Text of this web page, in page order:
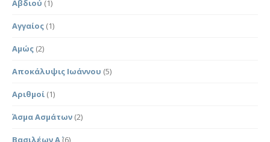
Αβδιού (1)
Αγγαίος (1)
Αμώς (2)
Αποκάλυψις Ιωάννου (5)
Αριθμοί (1)
Άσμα Ασμάτων (2)
Βασιλέων Α΄(6)